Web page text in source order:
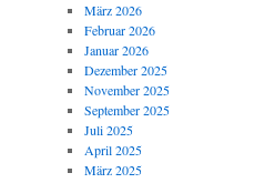
März 2026
Februar 2026
Januar 2026
Dezember 2025
November 2025
September 2025
Juli 2025
April 2025
März 2025